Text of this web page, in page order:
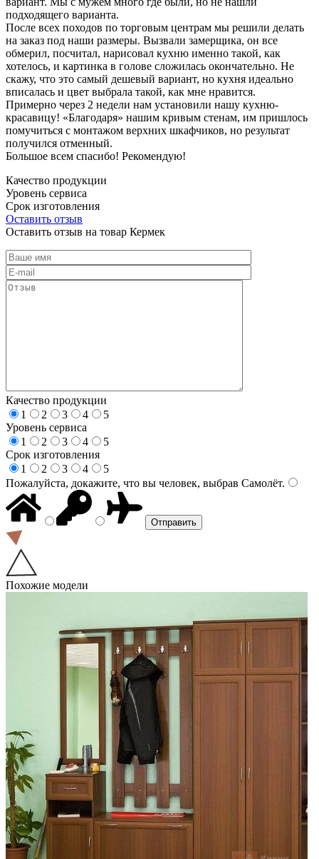
подходящего варианта.
После всех походов по торговым центрам мы решили делать
на заказ под наши размеры. Вызвали замерщика, он все
обмерил, посчитал, нарисовал кухню именно такой, как
хотелось, и картинка в голове сложилась окончательно. Не
скажу, что это самый дешевый вариант, но кухня идеально
вписалась и цвет выбрала такой, как мне нравится.
Примерно через 2 недели нам установили нашу кухню-
красавицу! «Благодаря» нашим кривым стенам, им пришлось
помучиться с монтажом верхних шкафчиков, но результат
получился отменный.
Большое всем спасибо! Рекомендую!
Качество продукции
Уровень сервиса
Срок изготовления
Оставить отзыв
Оставить отзыв на товар Кермек
Качество продукции
1
2 3 4
5
Уровень сервиса
1
2 3 4
5
Срок изготовления
1
2 3 4
5
Пожалуйста, докажите, что вы человек, выбрав Самолёт.
Похожие модели